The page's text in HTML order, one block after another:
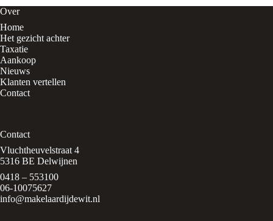
Over
Home
Het gezicht achter
Taxatie
Aankoop
Nieuws
Klanten vertellen
Contact
Contact
Vluchtheuvelstraat 4
5316 BE Delwijnen
0418 – 553100
06-10075627
info@makelaardijdewit.nl